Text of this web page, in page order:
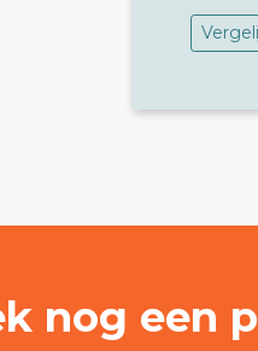
nog een